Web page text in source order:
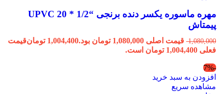
مهره ماسوره یکسر دنده برنجی “1/2 * 20 UPVC
پیمتاش
1,080,000 قیمت اصلی 1,080,000 تومان بود. 1,004,400 تومانقیمت
فعلی 1,004,400 تومان است.
-7%
افزودن به سبد خرید
مشاهده سریع